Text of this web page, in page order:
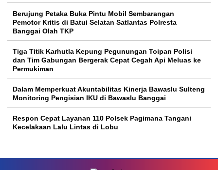
Berujung Petaka Buka Pintu Mobil Sembarangan
Pemotor Kritis di Batui Selatan Satlantas Polresta
Banggai Olah TKP
Tiga Titik Karhutla Kepung Pegunungan Toipan Polisi
dan Tim Gabungan Bergerak Cepat Cegah Api Meluas ke
Permukiman
Dalam Memperkuat Akuntabilitas Kinerja Bawaslu Sulteng
Monitoring Pengisian IKU di Bawaslu Banggai
Respon Cepat Layanan 110 Polsek Pagimana Tangani
Kecelakaan Lalu Lintas di Lobu